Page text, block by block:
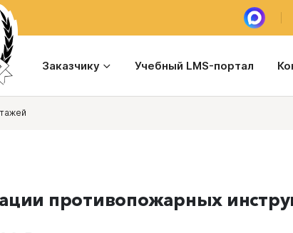
Заказчику Учебный LMS-портал
противопожарных